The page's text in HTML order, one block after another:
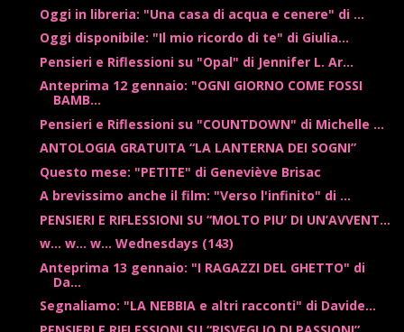
Oggi in libreria: "Una casa di acqua e cenere" di ...
Oggi disponibile: "Il mio ricordo di te" di Giulia...
Pensieri e Riflessioni su "Opal" di Jennifer L. Ar...
Anteprima 12 gennaio: "OGNI GIORNO COME FOSSI
BAMB...
Pensieri e Riflessioni su "COUNTDOWN" di Michelle ...
ANTOLOGIA GRATUITA “LA LANTERNA DEI SOGNI”
Questo mese: "PETITE" di Geneviève Brisac
A brevissimo anche il film: "Verso l'infinito" di ...
PENSIERI E RIFLESSIONI SU “MOLTO PIU’ DI UN’AVVENT...
w... w... w... Wednesdays (143)
Anteprima 13 gennaio: "I RAGAZZI DEL GHETTO" di
Da...
Segnaliamo: "LA NEBBIA e altri racconti" di Davide...